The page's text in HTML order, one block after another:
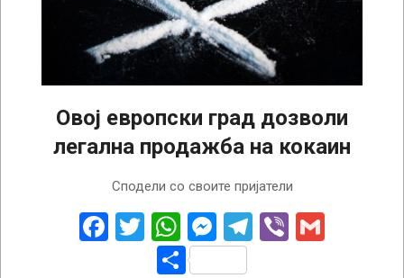
Овој европски град дозволи
легална продажба на кокаин
Сподели со своите пријатели
Facebook
Twitter
WhatsApp
Messenger
Telegram
Viber
Share